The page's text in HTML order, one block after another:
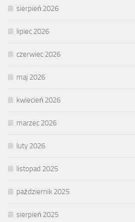
sierpień 2026
lipiec 2026
czerwiec 2026
maj 2026
kwiecień 2026
marzec 2026
luty 2026
listopad 2025
październik 2025
sierpień 2025